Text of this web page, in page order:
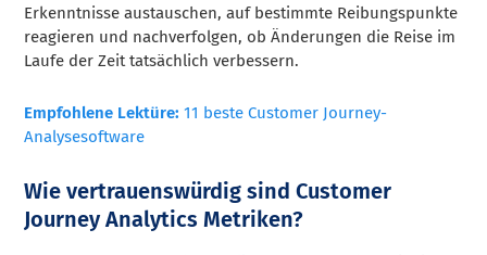
Erkenntnisse austauschen, auf bestimmte Reibungspunkte
reagieren und nachverfolgen, ob Änderungen die Reise im
Laufe der Zeit tatsächlich verbessern.
Empfohlene Lektüre:11 beste Customer Journey-
Analysesoftware
Wie vertrauenswürdig sind Customer
Journey Analytics Metriken?